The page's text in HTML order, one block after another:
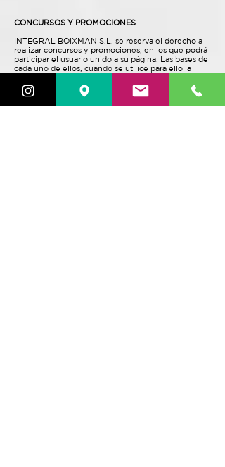
CONCURSOS Y PROMOCIONES
INTEGRAL BOIXMAN S.L. se reserva el derecho a
realizar concursos y promociones, en los que podrá
participar el usuario unido a su página. Las bases de
cada uno de ellos, cuando se utilice para ello la
misma. Cumpliendo siempre con la LSSI-CE y con
cualquier otra norma que le sea de aplicación.